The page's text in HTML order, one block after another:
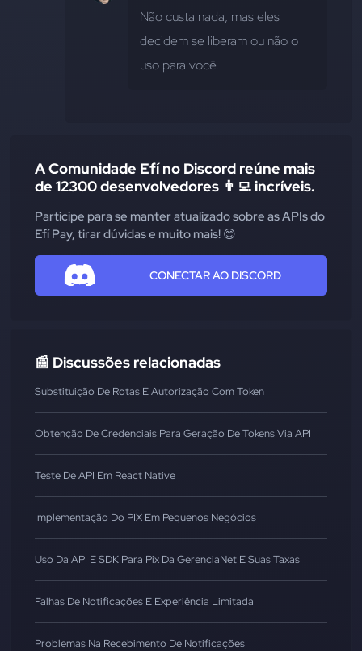
Não custa nada, mas eles
decidem se liberam ou não o
uso para você.
A Comunidade Efí no Discord reúne mais
de 12300 desenvolvedores 👨‍💻 incríveis.
Participe para se manter atualizado sobre as APIs do
Efí Pay, tirar dúvidas e muito mais! 😊
CONECTAR AO DISCORD
📰 Discussões relacionadas
Substituição De Rotas E Autorização Com Token
Obtenção De Credenciais Para Geração De Tokens Via API
Teste De API Em React Native
Implementação Do PIX Em Pequenos Negócios
Uso Da API E SDK Para Pix Da GerenciaNet E Suas Taxas
Falhas De Notificações E Experiência Limitada
Problemas Na Recebimento De Notificações